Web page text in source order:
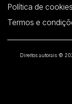
Política de cookies
Termos e
Direitos autorais ©